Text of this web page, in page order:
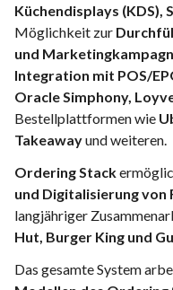
Küchendisplays (KDS),
Möglichkeit zur
und
Integration mit POS/
Oracle Simphony,
Bestellplattformen wie
Takeawayund weiteren.
Ordering Stack
und Digitalisierung von
langjähriger
Hut, Burger King und
Das gesamte System